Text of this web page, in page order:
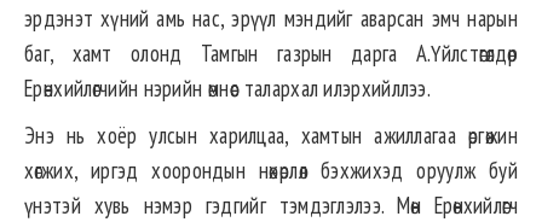
эрдэнэт хүний амь нас, эрүүл мэндийг аварсан эмч нарын
баг, хамт олонд Тамгын газрын дарга А.Үйлстөгөлдөр
Ерөнхийлөгчийн нэрийн өмнөөс талархал илэрхийллээ.
Энэ нь хоёр улсын харилцаа, хамтын ажиллагаа өргөжин
хөгжих, иргэд хоорондын нөхөрлөл бэхжихэд оруулж буй
үнэтэй хувь нэмэр гэдгийг тэмдэглэлээ. Мөн Ерөнхийлөгч